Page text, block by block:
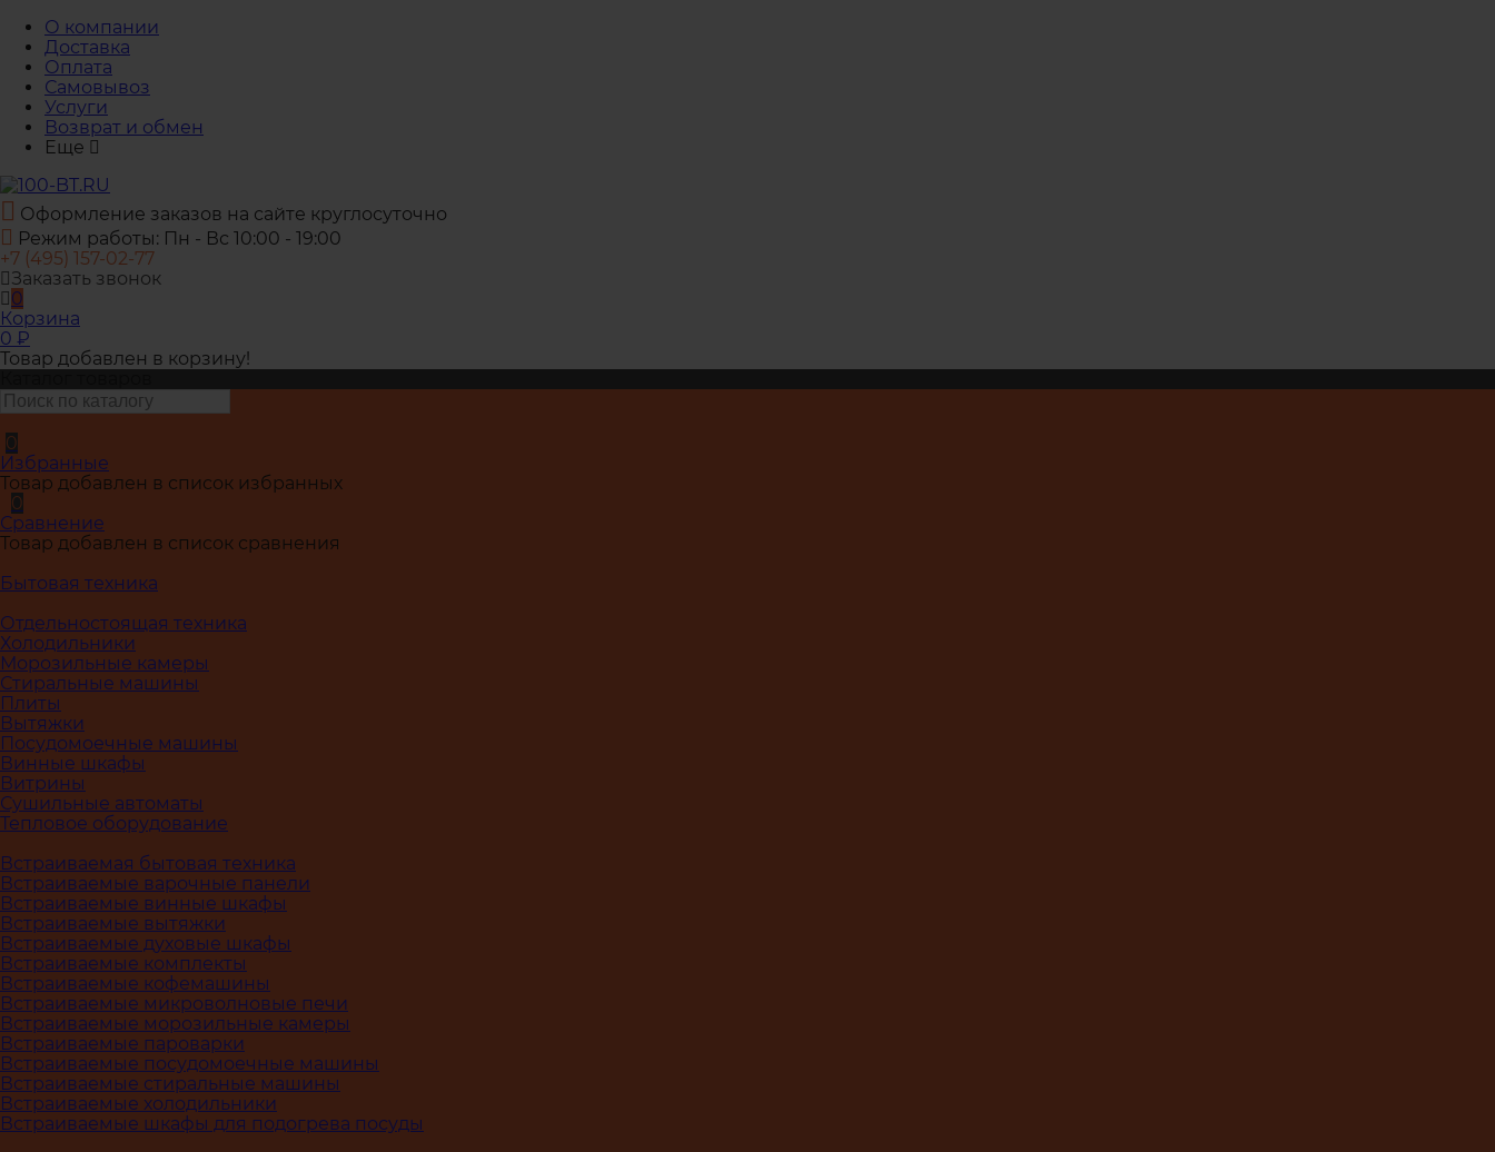
О компании
Доставка
Оплата
Самовывоз
Услуги
Возврат и обмен
Еще
Оформление заказов на сайте круглосуточно
Режим работы: Пн - Вс 10:00 - 19:00
+7 (495) 157-02-77
Заказать звонок
0
Корзина
0 ₽
Товар добавлен в корзину!
0
Избранные
Товар добавлен в список избранных
0
Сравнение
Товар добавлен в список сравнения
Бытовая техника
Отдельностоящая техника
Холодильники
Морозильные камеры
Стиральные машины
Плиты
Вытяжки
Посудомоечные машины
Винные шкафы
Витрины
Сушильные автоматы
Тепловое оборудование
Встраиваемая бытовая техника
Встраиваемые варочные панели
Встраиваемые винные шкафы
Встраиваемые вытяжки
Встраиваемые духовые шкафы
Встраиваемые комплекты
Встраиваемые кофемашины
Встраиваемые микроволновые печи
Встраиваемые морозильные камеры
Встраиваемые пароварки
Встраиваемые посудомоечные машины
Встраиваемые стиральные машины
Встраиваемые холодильники
Встраиваемые шкафы для подогрева посуды